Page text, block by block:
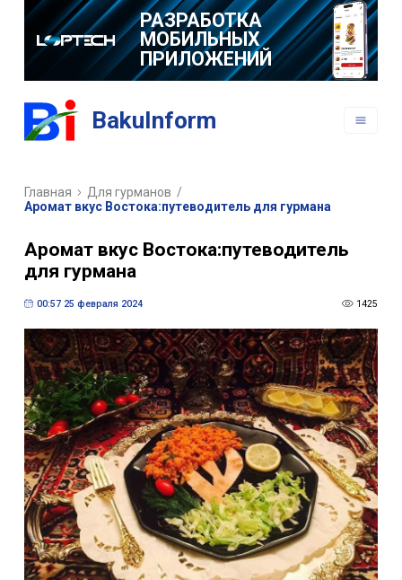
РАЗРАБОТКА
МОБИЛЬНЫХ
ПРИЛОЖЕНИЙ
BakuInform
Главная Для гурманов /
Аромат вкус Востока:путеводитель для гурмана
Аромат вкус Востока:путеводитель
для гурмана
00:57 25 февраля 2024 1425